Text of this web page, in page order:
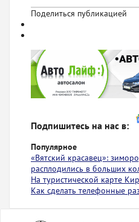
Поделиться публикацией
Подпишитесь на нас в:
Популярное
«Вятский красавец»:
расплодились в больших
На туристической карте
Как сделать телефонные